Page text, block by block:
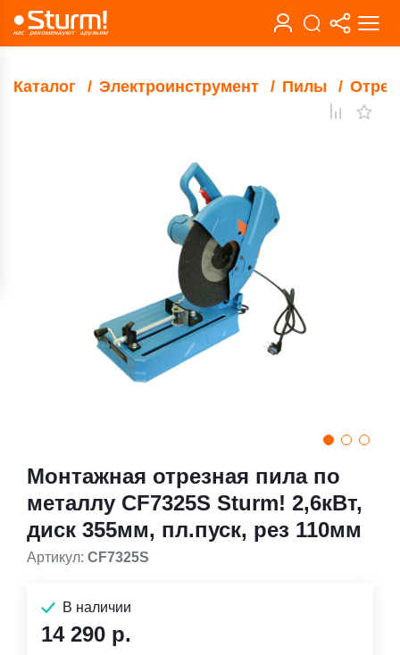
Каталог Электроинструмент Пилы
Монтажная отрезная пила по
металлу CF7325S Sturm! 2,6кВт,
диск 355мм, пл.пуск, рез 110мм
Артикул: CF7325S
В наличии
14 290 р.